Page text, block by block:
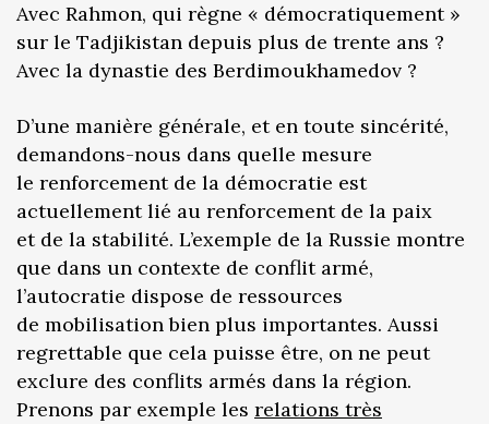
Avec Rahmon, qui règne « démocratiquement »
sur le Tadjikistan depuis plus de trente ans ?
Avec la dynastie des Berdimoukhamedov ?
D’une manière générale, et en toute sincérité,
demandons-nous dans quelle mesure
le renforcement de la démocratie est
actuellement lié au renforcement de la paix
et de la stabilité. L’exemple de la Russie montre
que dans un contexte de conflit armé,
l’autocratie dispose de ressources
de mobilisation bien plus importantes. Aussi
regrettable que cela puisse être, on ne peut
exclure des conflits armés dans la région.
Prenons par exemple les relations très